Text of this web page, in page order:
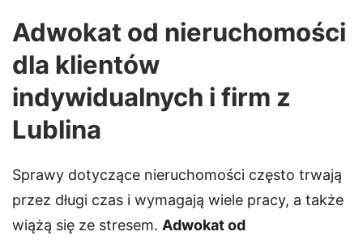
Adwokat od nieruchomości
dla klientów
indywidualnych i firm z
Lublina
Sprawy dotyczące nieruchomości często trwają
przez długi czas i wymagają wiele pracy, a także
wiążą się ze stresem. Adwokat od